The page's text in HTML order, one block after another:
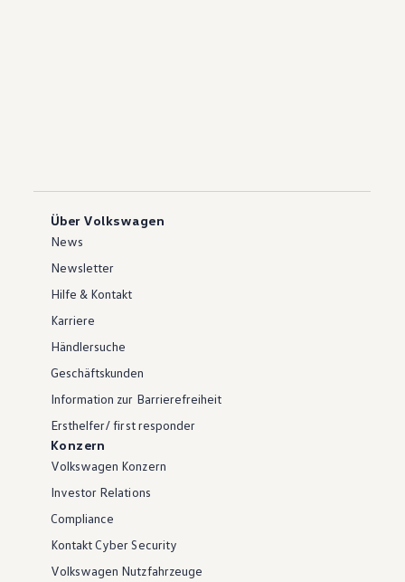
Über Volkswagen
News
Newsletter
Hilfe & Kontakt
Karriere
Händlersuche
Geschäftskunden
Information zur Barrierefreiheit
Ersthelfer/ first responder
Konzern
Volkswagen Konzern
Investor Relations
Compliance
Kontakt Cyber Security
Volkswagen Nutzfahrzeuge